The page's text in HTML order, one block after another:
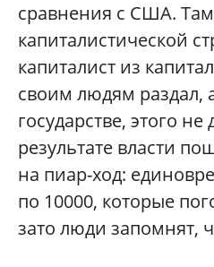
сравнения с США.
капиталистической
капиталист из
своим людям раздал,
государстве, этого
результате власти
на пиар-ход:
по 10000, которые
зато люди запомнят,